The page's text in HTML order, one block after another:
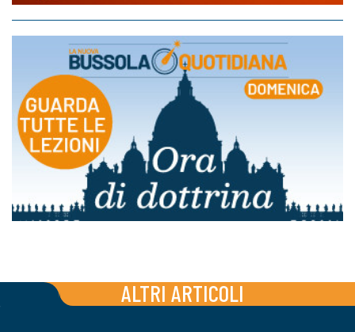
ALTRI ARTICOLI